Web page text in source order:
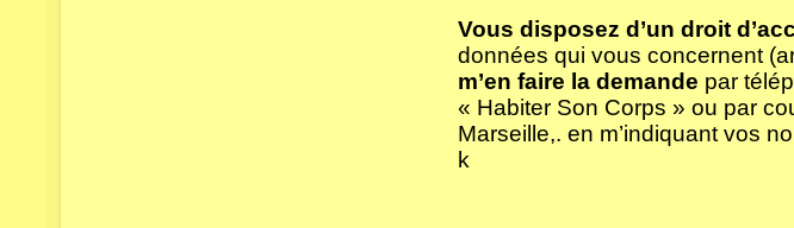
Vous disposez d’un droit
données qui vous concernent
m’en faire la demande par
« Habiter Son Corps » ou par
Marseille,. en m’indiquant vos
k